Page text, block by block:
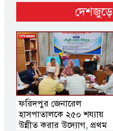
ফরিদপুর জেনারেল
হাসপাতালকে ২৫০ শয্যায়
উন্নীত করার উদ্যোগ, প্রথম